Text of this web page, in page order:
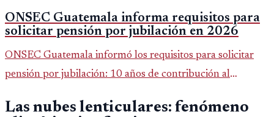
ONSEC Guatemala informa requisitos para
solicitar pensión por jubilación en 2026
ONSEC Guatemala informó los requisitos para solicitar
pensión por jubilación: 10 años de contribución al
importar edad.
Las nubes lenticulares: fenómeno